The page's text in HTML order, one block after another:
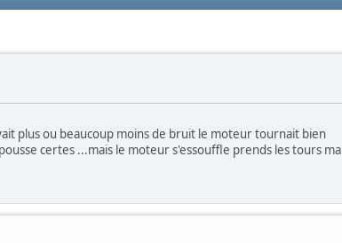
plus ou beaucoup moins de bruit le moteur tournait bien
certes ...mais le moteur s'essouffle prends les tours